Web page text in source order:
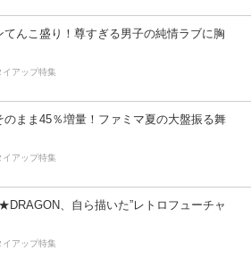
てんこ盛り！尊すぎる男子の純情ラブに胸
イアップ特集
のまま45％増量！ファミマ夏の大盤振る舞
イアップ特集
、自ら描いた”レトロフューチャ
イアップ特集